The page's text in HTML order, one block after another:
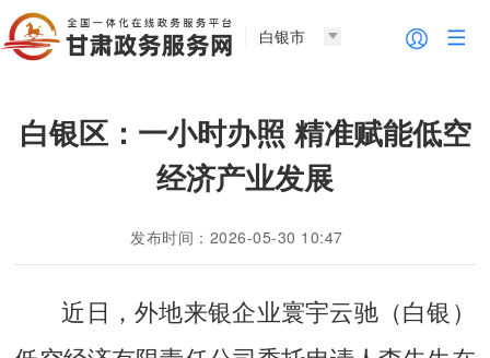
白银市
白银区：一小时办照 精准赋能低空
经济产业发展
发布时间：2026-05-30 10:47
近日，外地来银企业寰宇云驰（白银）